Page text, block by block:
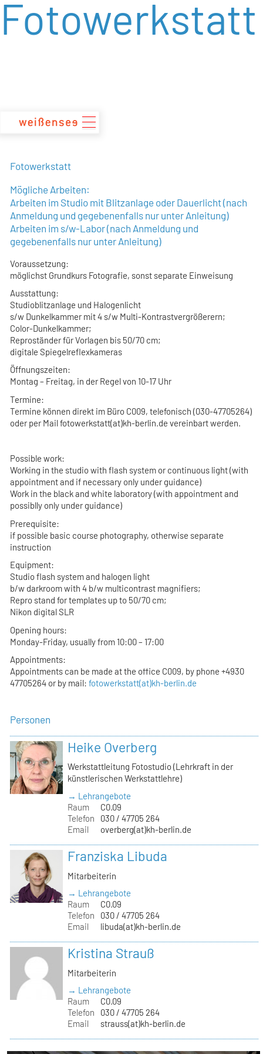
zum
Inhalt
Fotowerkstatt
Fotowerkstatt
Mögliche Arbeiten:
Arbeiten im Studio mit Blitzanlage oder Dauerlicht (nach
Anmeldung und gegebenenfalls nur unter Anleitung)
Arbeiten im s/w-Labor (nach Anmeldung und
gegebenenfalls nur unter Anleitung)
Voraussetzung:
möglichst Grundkurs Fotografie, sonst separate Einweisung
Ausstattung:
Studioblitzanlage und Halogenlicht
s/w Dunkelkammer mit 4 s/w Multi-Kontrastvergrößerern;
Color-Dunkelkammer;
Reproständer für Vorlagen bis 50/70 cm;
digitale Spiegelreflexkameras
Öffnungszeiten:
Montag – Freitag, in der Regel von 10-17 Uhr
Termine:
Termine können direkt im Büro C009, telefonisch (030-47705264)
oder per Mail fotowerkstatt(at)kh-berlin.de vereinbart werden.
Possible work:
Working in the studio with flash system or continuous light (with
appointment and if necessary only under guidance)
Work in the black and white laboratory (with appointment and
possiblly only under guidance)
Prerequisite:
if possible basic course photography, otherwise separate
instruction
Equipment:
Studio flash system and halogen light
b/w darkroom with 4 b/w multicontrast magnifiers;
Repro stand for templates up to 50/70 cm;
Nikon digital SLR
Opening hours:
Monday-Friday, usually from 10:00 – 17:00
Appointments:
Appointments can be made at the office C009, by phone +4930
47705264 or by mail:fotowerkstatt(at)kh-berlin.de
Personen
Heike Overberg
Werkstattleitung Fotostudio (Lehrkraft in der
künstlerischen Werkstattlehre)
→ Lehrangebote
Raum
C0.09
Telefon
030 / 47705 264
Email
overberg(at)kh-berlin.de
Franziska Libuda
Mitarbeiterin
→ Lehrangebote
Raum
C0.09
Telefon
030 / 47705 264
Email
libuda(at)kh-berlin.de
Kristina Strauß
Mitarbeiterin
→ Lehrangebote
Raum
C0.09
Telefon
030 / 47705 264
Email
strauss(at)kh-berlin.de